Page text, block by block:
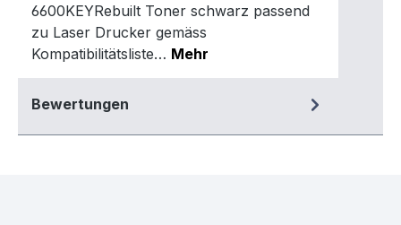
6600KEYRebuilt Toner schwarz passend
zu Laser Drucker gemäss
Kompatibilitätsliste… Mehr
Bewertungen